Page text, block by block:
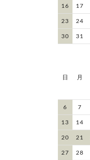
16 17
23 24
30 31
日 月
6 7
13 14
20 21
27 28